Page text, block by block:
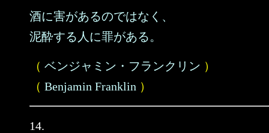
酒に害があるのではなく、
泥酔する人に罪がある。
（ ベンジャミン・フランクリン ）
（ Benjamin Franklin ）
14.